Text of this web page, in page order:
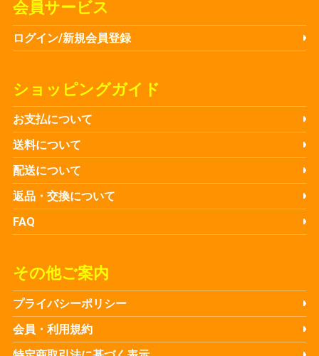
会員サービス
ログイン/新規会員登録
ショッピングガイド
お支払について
送料について
配送について
返品・交換について
FAQ
その他ご案内
プライバシーポリシー
会員・利用規約